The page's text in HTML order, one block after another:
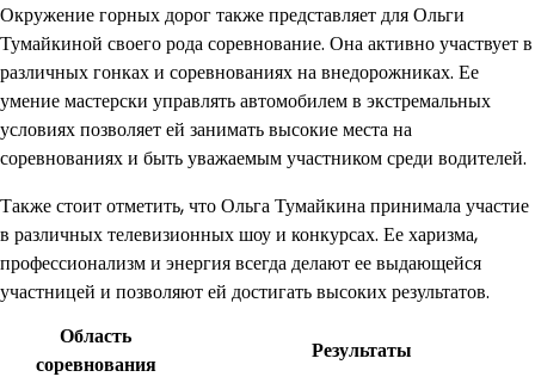
Окружение горных дорог также представляет для Ольги
Тумайкиной своего рода соревнование. Она активно участвует в
различных гонках и соревнованиях на внедорожниках. Ее
умение мастерски управлять автомобилем в экстремальных
условиях позволяет ей занимать высокие места на
соревнованиях и быть уважаемым участником среди водителей.
Также стоит отметить, что Ольга Тумайкина принимала участие
в различных телевизионных шоу и конкурсах. Ее харизма,
профессионализм и энергия всегда делают ее выдающейся
участницей и позволяют ей достигать высоких результатов.
Область
соревнования
Результаты